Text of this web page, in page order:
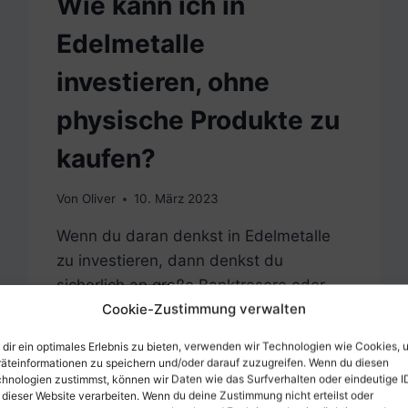
Cookie-Zustimmung verwalten
dir ein optimales Erlebnis zu bieten, verwenden wir Technologien wie Cookies,
zu speichern und/oder darauf zuzugreifen. Wenn du diesen
zustimmst, können wir Daten wie das Surfverhalten oder eindeutige
Website verarbeiten. Wenn du deine Zustimmung nicht erteilst oder
Edelmetalle
investieren, ohne
physische Produkte zu
kaufen?
Von Oliver 10. März 2023
Wenn du daran denkst in Edelmetalle
zu investieren, dann denkst du
sicherlich an große Banktresore oder
Schließfächer, wo Goldbarren und
wärst du nicht allein! Die meisten
privaten Investoren denken so wie du.